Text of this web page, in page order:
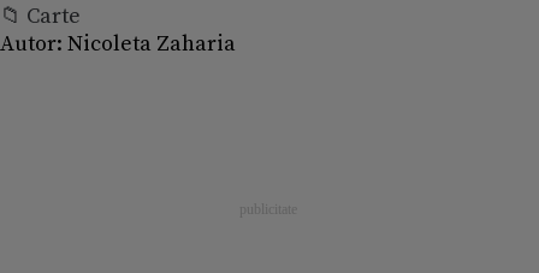
📁 Carte
Autor: Nicoleta Zaharia